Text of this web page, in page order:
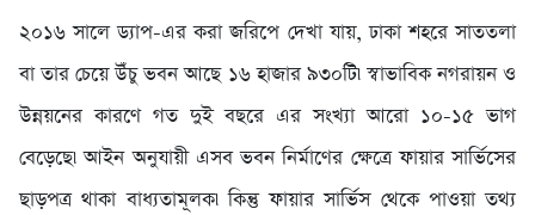
২০১৬ সালে ড্যাপ-এর করা জরিপে দেখা যায়, ঢাকা শহরে সাততলা
বা তার চেয়ে উঁচু ভবন আছে ১৬ হাজার ৯৩০টি৷ স্বাভাবিক নগরায়ন ও
উন্নয়নের কারণে গত দুই বছরে এর সংখ্যা আরো ১০-১৫ ভাগ
বেড়েছে৷ আইন অনুযায়ী এসব ভবন নির্মাণের ক্ষেত্রে ফায়ার সার্ভিসের
ছাড়পত্র থাকা বাধ্যতামূলক৷ কিন্তু ফায়ার সার্ভিস থেকে পাওয়া তথ্য